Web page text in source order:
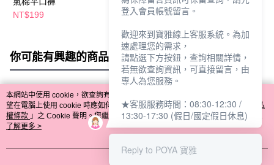
NT$199
NT$199
你可能有興趣的商品 全站排行
熱門標籤
本網站中使用 cookie，欲查詢有關本網站使用 cookie 方式之詳情，及若您不希
望在電腦上使用 cookie 時應如何變更電腦的 cookie 設定，請參閱本網站「
隱私
權條款 」之 Cookie 聲明。您繼續使用本網站即表示您同意本公司得按本網站使
用條款之 Cookie 聲明使用 cookie。
了解更多 >
登入會員帳號留言。
歡迎來到寶雅線上客服系統。為加
速處理您的需求，
請點選下方按鈕，查詢相關詳情，
若無欲查詢資訊，可直接留言，由
專人為您服務。
★客服服務時間：08:30-12:30 /
13:30-17:30 (假日/國定假日休息)
Reply to POYA 寶雅